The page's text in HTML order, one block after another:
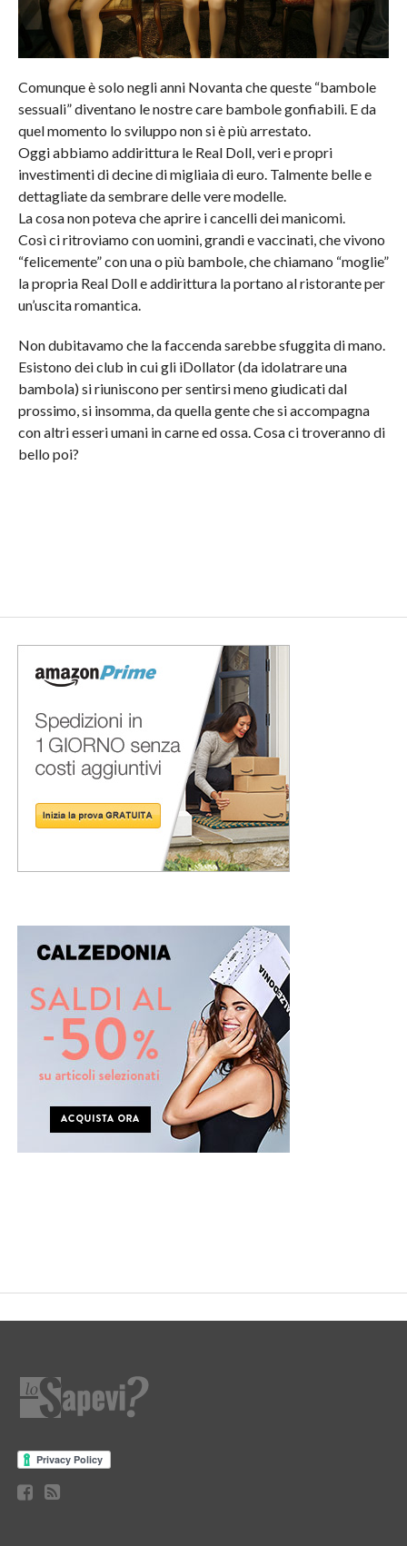
Comunque è solo negli anni Novanta che queste “bambole
sessuali” diventano le nostre care bambole gonfiabili. E da
quel momento lo sviluppo non si è più arrestato.
Oggi abbiamo addirittura le Real Doll, veri e propri
investimenti di decine di migliaia di euro. Talmente belle e
dettagliate da sembrare delle vere modelle.
La cosa non poteva che aprire i cancelli dei manicomi.
Così ci ritroviamo con uomini, grandi e vaccinati, che vivono
“felicemente” con una o più bambole, che chiamano “moglie”
la propria Real Doll e addirittura la portano al ristorante per
un’uscita romantica.
Non dubitavamo che la faccenda sarebbe sfuggita di mano.
Esistono dei club in cui gli iDollator (da idolatrare una
bambola) si riuniscono per sentirsi meno giudicati dal
prossimo, si insomma, da quella gente che si accompagna
con altri esseri umani in carne ed ossa. Cosa ci troveranno di
bello poi?